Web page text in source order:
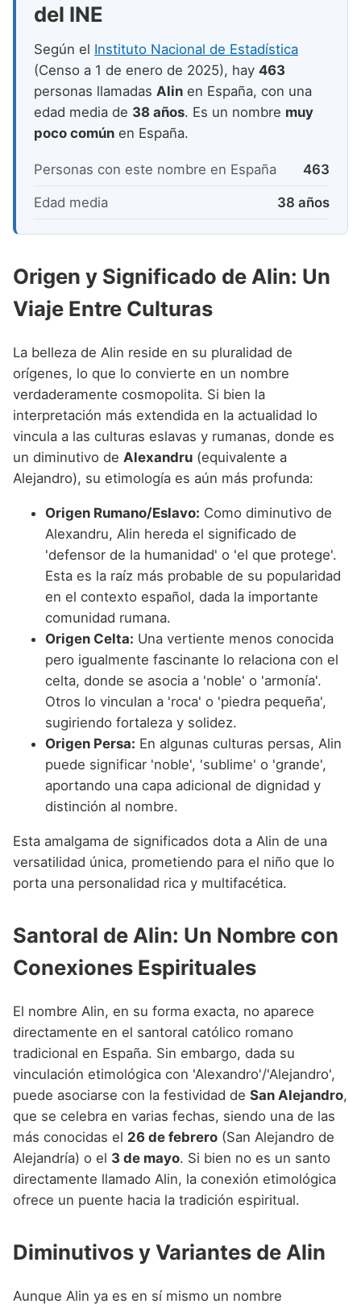
Nombres de niño que empiezan por U
Nombres de niño que empiezan por V
Nombres de niño que empiezan por W
Nombres de niño que empiezan por X
Nombres de niño que empiezan por Z
del INE
Según el Instituto Nacional de Estadística
(Censo a 1 de enero de 2025), hay 463
personas llamadas Alin en España, con una
edad media de 38 años. Es un nombre muy
poco común en España.
Personas con este nombre en España 463
Edad media 38 años
Origen y Significado de Alin: Un
Viaje Entre Culturas
La belleza de Alin reside en su pluralidad de
orígenes, lo que lo convierte en un nombre
verdaderamente cosmopolita. Si bien la
interpretación más extendida en la actualidad lo
vincula a las culturas eslavas y rumanas, donde es
un diminutivo de Alexandru (equivalente a
Alejandro), su etimología es aún más profunda:
Origen Rumano/Eslavo: Como diminutivo de
Alexandru, Alin hereda el significado de
'defensor de la humanidad' o 'el que protege'.
Esta es la raíz más probable de su popularidad
en el contexto español, dada la importante
comunidad rumana.
Origen Celta: Una vertiente menos conocida
pero igualmente fascinante lo relaciona con el
celta, donde se asocia a 'noble' o 'armonía'.
Otros lo vinculan a 'roca' o 'piedra pequeña',
sugiriendo fortaleza y solidez.
Origen Persa: En algunas culturas persas, Alin
puede significar 'noble', 'sublime' o 'grande',
aportando una capa adicional de dignidad y
distinción al nombre.
Esta amalgama de significados dota a Alin de una
versatilidad única, prometiendo para el niño que lo
porta una personalidad rica y multifacética.
Santoral de Alin: Un Nombre con
Conexiones Espirituales
El nombre Alin, en su forma exacta, no aparece
directamente en el santoral católico romano
tradicional en España. Sin embargo, dada su
vinculación etimológica con 'Alexandro'/'Alejandro',
puede asociarse con la festividad de San Alejandro,
que se celebra en varias fechas, siendo una de las
más conocidas el 26 de febrero (San Alejandro de
Alejandría) o el 3 de mayo. Si bien no es un santo
directamente llamado Alin, la conexión etimológica
ofrece un puente hacia la tradición espiritual.
Diminutivos y Variantes de Alin
Aunque Alin ya es en sí mismo un nombre